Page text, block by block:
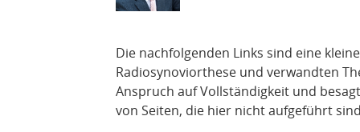
Die nachfolgenden Links sind eine
Radiosynoviorthese und verwandten
Anspruch auf Vollständigkeit und
von Seiten, die hier nicht aufgeführt